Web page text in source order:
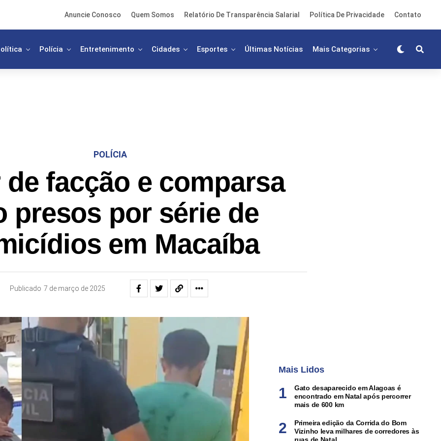
Anuncie Conosco Quem Somos Relatório De Transparência Salarial Política De Privacidade Contato
Polícia Entretenimento Cidades Esportes Últimas Notícias Mais Categorias
POLÍCIA
facção e comparsa
presos por série de
em Macaíba
Publicado 7 de março de 2025
Mais Lidos
Gato desaparecido em Alagoas é
encontrado em Natal após percorrer
mais de 600 km
Primeira edição da Corrida do Bom
Vizinho leva milhares de corredores às